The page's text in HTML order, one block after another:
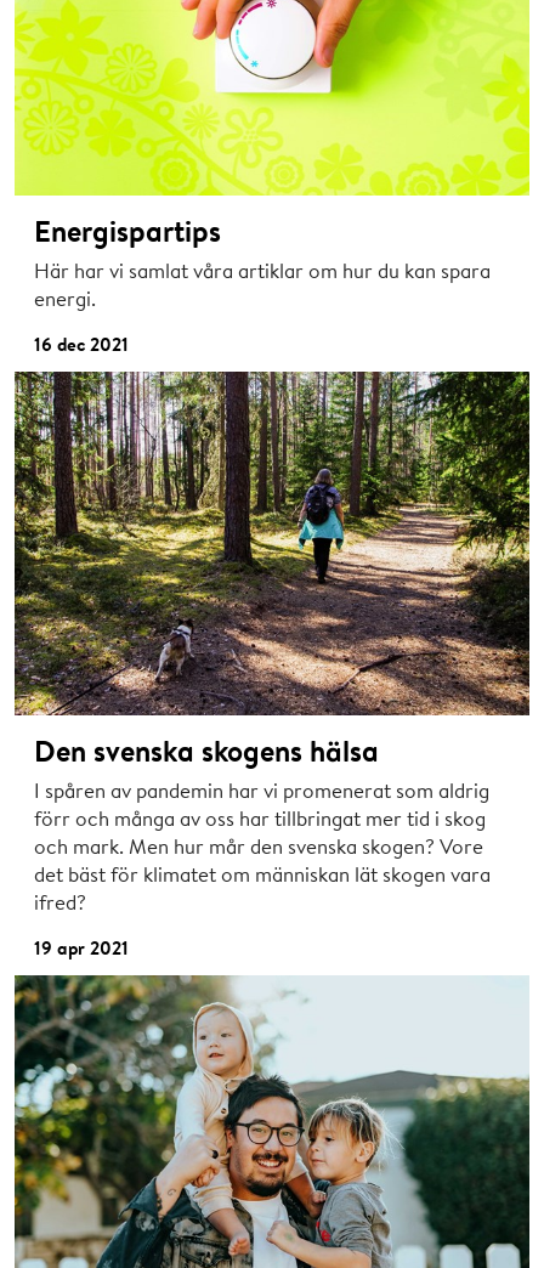
Energispartips
Här har vi samlat våra artiklar om hur du kan spara
energi.
16 dec 2021
Den svenska skogens hälsa
I spåren av pandemin har vi promenerat som aldrig
förr och många av oss har tillbringat mer tid i skog
och mark. Men hur mår den svenska skogen? Vore
det bäst för klimatet om människan lät skogen vara
ifred?
19 apr 2021